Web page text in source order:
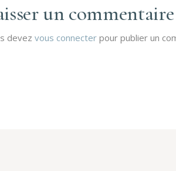
un commentaire
devez vous connecter pour publier un